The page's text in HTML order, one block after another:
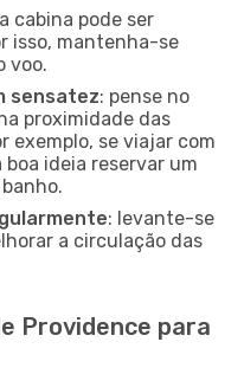
cabina pode ser
isso, mantenha-se
voo.
sensatez: pense no
proximidade das
exemplo, se viajar com
ideia reservar um
: levante-se
a circulação das
Providence para